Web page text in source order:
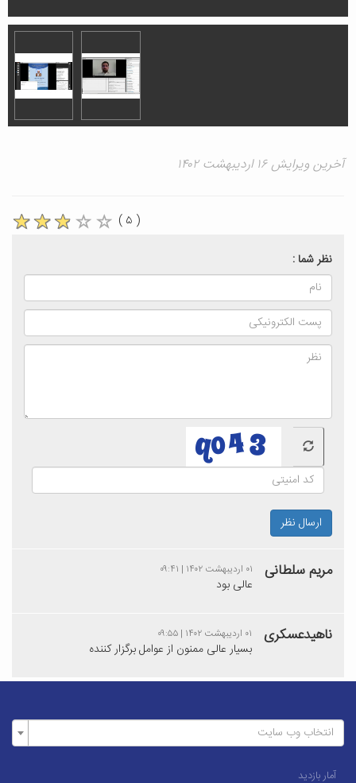
آخرین ویرایش ۱۶ اردیبهشت ۱۴۰۲
( ۵ )
نظر شما :
ارسال نظر
مریم سلطانی ۰۱ اردیبهشت ۱۴۰۲ | ۰۹:۴۱
عالی بود
ناهیدعسکری ۰۱ اردیبهشت ۱۴۰۲ | ۰۹:۵۵
بسیار عالی ممنون از عوامل برگزار کننده
انتخاب وب سایت
آمار بازدید